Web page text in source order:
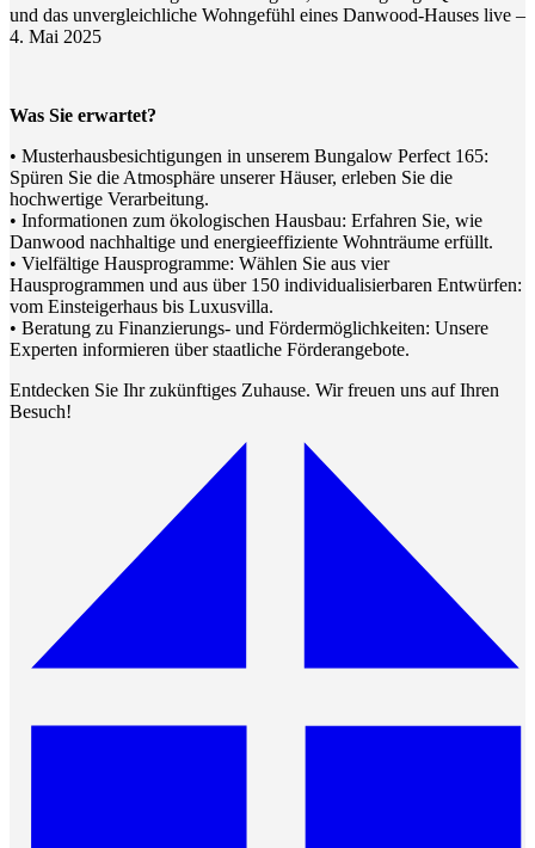
und das unvergleichliche Wohngefühl eines Danwood-Hauses live –
4. Mai 2025
Was Sie erwartet?
• Musterhausbesichtigungen in unserem Bungalow Perfect 165:
Spüren Sie die Atmosphäre unserer Häuser, erleben Sie die
hochwertige Verarbeitung.
• Informationen zum ökologischen Hausbau: Erfahren Sie, wie
Danwood nachhaltige und energieeffiziente Wohnträume erfüllt.
• Vielfältige Hausprogramme: Wählen Sie aus vier
Hausprogrammen und aus über 150 individualisierbaren Entwürfen:
vom Einsteigerhaus bis Luxusvilla.
• Beratung zu Finanzierungs- und Fördermöglichkeiten: Unsere
Experten informieren über staatliche Förderangebote.
Entdecken Sie Ihr zukünftiges Zuhause. Wir freuen uns auf Ihren
Besuch!